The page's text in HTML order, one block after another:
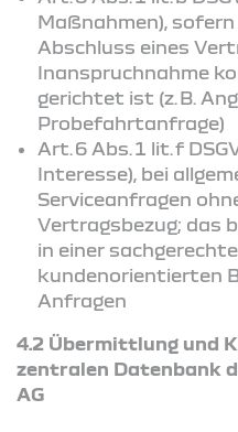
Maßnahmen),
Abschluss eines
Inanspruchnahme
gerichtet ist (z. B.
Probefahrtanfrage)
Art. 6 Abs. 1 lit. f
Interesse), bei
Serviceanfragen
Vertragsbezug; das
in einer
kundenorientierten
Anfragen
4.2 Übermittlung und
zentralen Datenbank
AG